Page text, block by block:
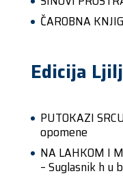
ČAROBNA
Edicija
PUTOKAZI
opomene
NA LAHKOM I
– Suglasnik h u